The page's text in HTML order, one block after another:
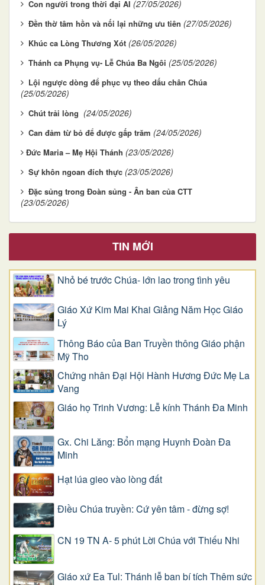
Con người trong thời đại AI (27/05/2026)
Đền thờ tâm hồn và nối lại những ưu tiên (27/05/2026)
Khúc ca Lòng Thương Xót (26/05/2026)
Thánh ca Phụng vụ- Lễ Chúa Ba Ngôi (25/05/2026)
Lội ngược dòng để phục vụ theo dấu chân Chúa
(25/05/2026)
Chút trải lòng (24/05/2026)
Can đảm từ bỏ để được gấp trăm (24/05/2026)
​​​​​​​Đức Maria – Mẹ Hội Thánh (23/05/2026)
Sự khôn ngoan đích thực (23/05/2026)
Đặc sủng trong Đoàn sủng - Ân ban của CTT
(23/05/2026)
TIN MỚI
Nhỏ bé trước Chúa- lớn lao trong tình yêu
Giáo Xứ Kim Mai Khai Giảng Năm Học Giáo
Lý
Thông Báo của Ban Truyền thông Giáo phận
Mỹ Tho
Chứng nhân Đại Hội Hành Hương Đức Mẹ La
Vang
Giáo họ Trinh Vương: Lễ kính Thánh Đa Minh
Gx. Chi Lăng: Bổn mạng Huynh Đoàn Đa
Minh
Hạt lúa gieo vào lòng đất
Điều Chúa truyền: Cứ yên tâm - đừng sợ!
CN 19 TN A- 5 phút Lời Chúa với Thiếu Nhi
Giáo xứ Ea Tul: Thánh lễ ban bí tích Thêm sức